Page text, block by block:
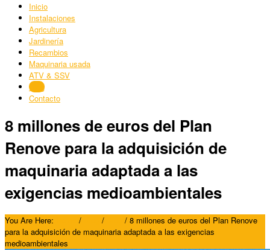
Inicio
Instalaciones
Agricultura
Jardinería
Recambios
Maquinaria usada
ATV & SSV
Blog
Contacto
8 millones de euros del Plan
Renove para la adquisición de
maquinaria adaptada a las
exigencias medioambientales
You Are Here: / / / 8 millones de euros del Plan Renove
para la adquisición de maquinaria adaptada a las exigencias
medioambientales